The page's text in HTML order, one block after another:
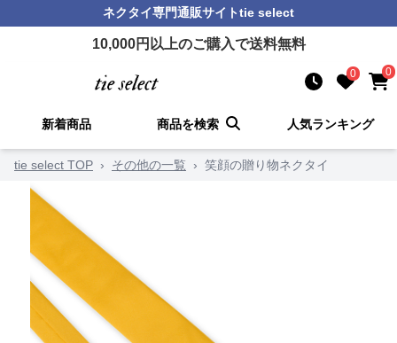
ネクタイ専門通販サイトtie select
10,000円以上のご購入で送料無料
0 0
新着商品 商品を検索 人気ランキング
tie select TOP › その他の一覧 › 笑顔の贈り物ネクタイ